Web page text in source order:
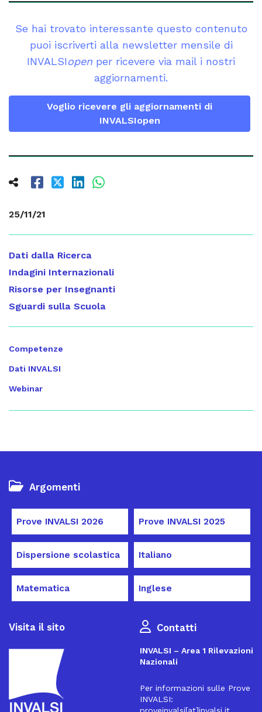
25/11/21
Dati dalla Ricerca
Indagini Internazionali
Risorse per Insegnanti
Sguardi sulla Scuola
Competenze
Dati INVALSI
Webinar
Se hai trovato interessante questo contenuto
puoi iscriverti alla newsletter mensile di
INVALSIopen per ricevere via mail i nostri
aggiornamenti.
Voglio ricevere gli aggiornamenti di
INVALSIopen
Argomenti
Prove INVALSI 2026 Prove INVALSI 2025
Dispersione scolastica Italiano
Matematica Inglese
Visita il sito Contatti
INVALSI – Area 1 Rilevazioni
Nazionali
Per informazioni sulle Prove
INVALSI: